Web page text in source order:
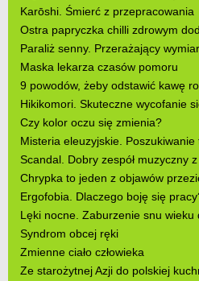
Karōshi. Śmierć z przepracowania
Ostra papryczka chilli zdrowym
Paraliż senny. Przerażający
Maska lekarza czasów pomoru
9 powodów, żeby odstawić kawę
Hikikomori. Skuteczne wycofanie
Czy kolor oczu się zmienia?
Misteria eleuzyjskie.
Scandal. Dobry zespół muzyczny
Chrypka to jeden z objawów
Ergofobia. Dlaczego boję się
Lęki nocne. Zaburzenie snu wieku
Syndrom obcej ręki
Zmienne ciało człowieka
Ze starożytnej Azji do polskiej